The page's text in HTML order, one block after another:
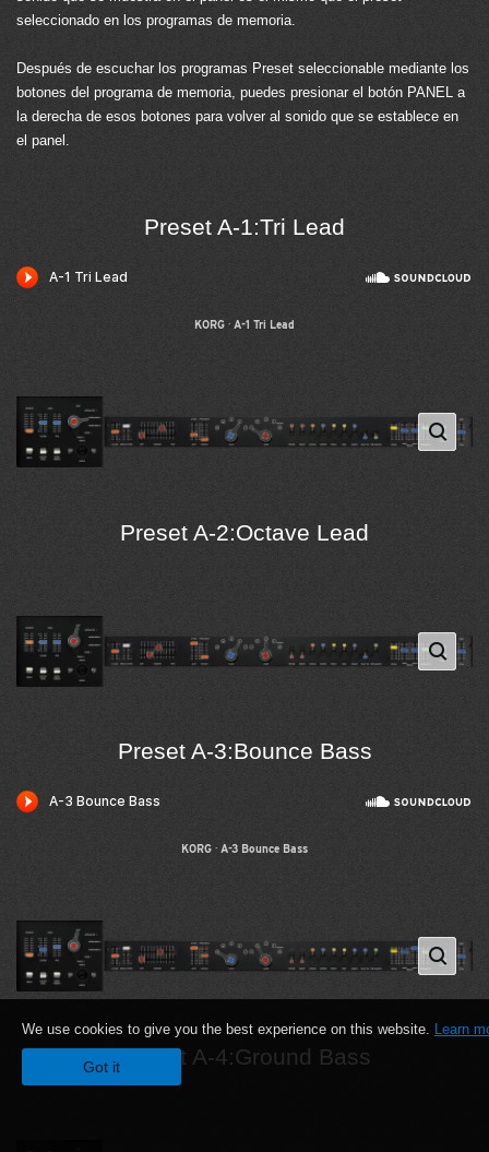
seleccionado en los programas de memoria.
Después de escuchar los programas Preset seleccionable mediante los
botones del programa de memoria, puedes presionar el botón PANEL a
la derecha de esos botones para volver al sonido que se establece en
el panel.
Preset A-1:Tri Lead
KORG · A-1 Tri Lead
Preset A-2:Octave Lead
Preset A-3:Bounce Bass
KORG · A-3 Bounce Bass
Preset A-4:Ground Bass
We use cookies to give you the best experience on this website. Learn
Got it